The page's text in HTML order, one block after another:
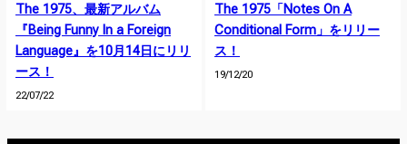
The 1975、最新アルバム
『Being Funny In a Foreign
Language』を10月14日にリリ
ース！
22/07/22
The 1975「Notes On A
Conditional Form」をリリー
ス！
19/12/20